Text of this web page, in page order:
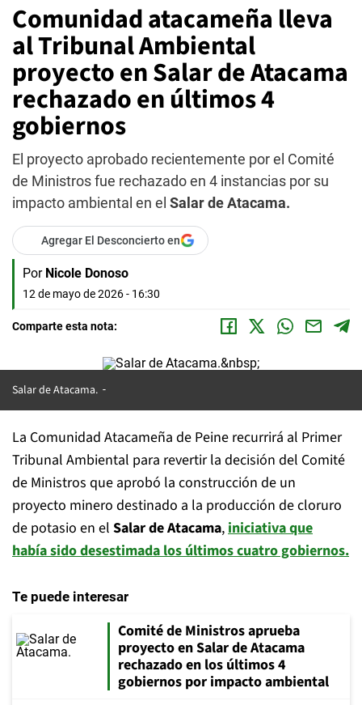
Comunidad atacameña lleva
al Tribunal Ambiental
proyecto en Salar de Atacama
rechazado en últimos 4
gobiernos
El proyecto aprobado recientemente por el Comité
de Ministros fue rechazado en 4 instancias por su
impacto ambiental en el Salar de Atacama.
Agregar El Desconcierto en
Por Nicole Donoso
12 de mayo de 2026 - 16:30
Comparte esta nota:
Salar de Atacama.
La Comunidad Atacameña de Peine recurrirá al Primer
Tribunal Ambiental para revertir la decisión del Comité
de Ministros que aprobó la construcción de un
proyecto minero destinado a la producción de cloruro
de potasio en el Salar de Atacama,iniciativa que
había sido desestimada los últimos cuatro gobiernos.
Te puede interesar
Comité de Ministros aprueba
proyecto en Salar de Atacama
rechazado en los últimos 4
gobiernos por impacto ambiental